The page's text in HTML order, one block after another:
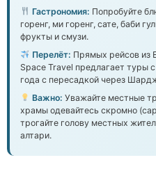
Гастрономия: Попробуйте
горенг, ми горенг, сате, баби
фрукты и смузи.
Перелёт: Прямых рейсов из
Space Travel предлагает туры
года с пересадкой через
Важно: Уважайте местные
храмы одевайтесь скромно
трогайте голову местных
алтари.